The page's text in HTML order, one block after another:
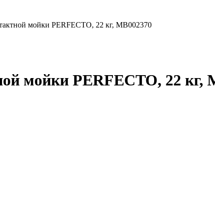
мойки PERFECTO, 22 кг, МВ002370
мойки PERFECTO, 22 кг,